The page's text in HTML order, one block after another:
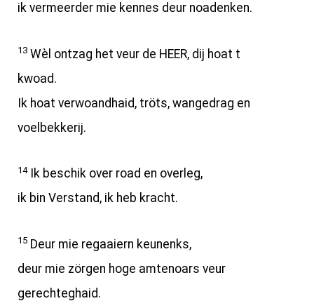
ik vermeerder mie kennes deur noadenken.
13 Wèl ontzag het veur de HEER, dij hoat t
kwoad.
Ik hoat verwoandhaid, tröts, wangedrag en
voelbekkerij.
14Ik beschik over road en overleg,
ik bin Verstand, ik heb kracht.
15 Deur mie regaaiern keunenks,
deur mie zörgen hoge amtenoars veur
gerechteghaid.